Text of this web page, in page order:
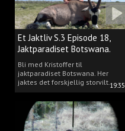
19:35
Et Jaktliv S.3 Episode 18,
Jaktparadiset Botswana.
Bli med Kristoffer til
jaktparadiset Botswana. Her
jaktes det forskjellig storvilt.